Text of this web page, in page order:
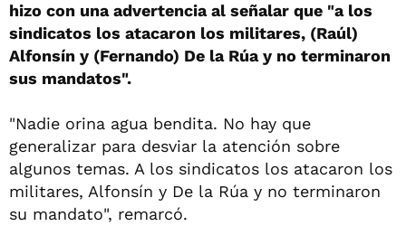
hizo con una advertencia al señalar que "a los
sindicatos los atacaron los militares, (Raúl)
Alfonsín y (Fernando) De la Rúa y no terminaron
sus mandatos".
"Nadie orina agua bendita. No hay que
generalizar para desviar la atención sobre
algunos temas. A los sindicatos los atacaron los
militares, Alfonsín y De la Rúa y no terminaron
su mandato", remarcó.